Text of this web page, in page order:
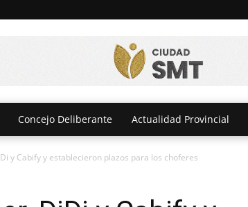
Concejo Deliberante Actualidad Provincial
y Cabify y establecieron plazos para los choferes